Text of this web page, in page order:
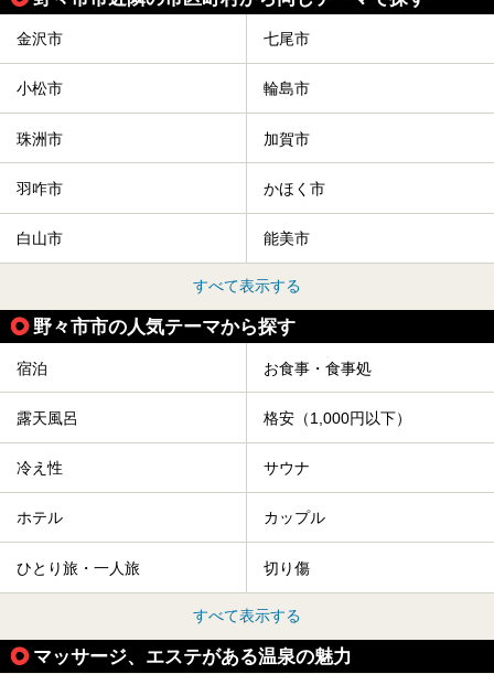
金沢市 七尾市
小松市 輪島市
珠洲市 加賀市
羽咋市 かほく市
白山市 能美市
すべて表示する
野々市市の人気テーマから探す
宿泊 お食事・食事処
露天風呂 格安（1,000円以下）
冷え性 サウナ
ホテル カップル
ひとり旅・一人旅 切り傷
すべて表示する
マッサージ、エステがある温泉の魅力